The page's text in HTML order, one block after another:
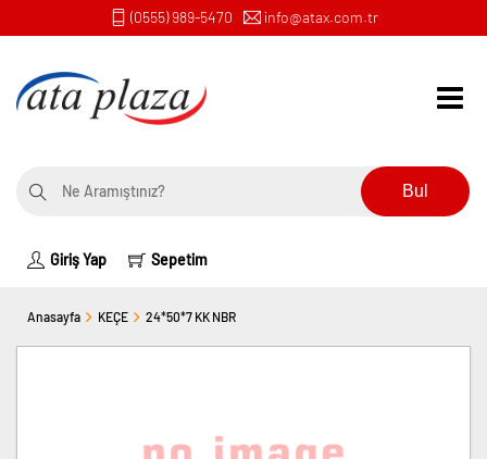
(0555) 989-5470 info@atax.com.tr
Bul
Giriş Yap Sepetim
Anasayfa KEÇE 24*50*7 KK NBR